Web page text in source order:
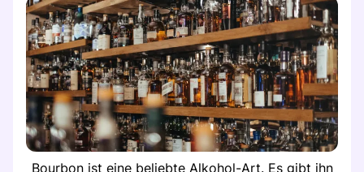
Bourbon ist eine beliebte Alkohol-Art. Es gibt ihn